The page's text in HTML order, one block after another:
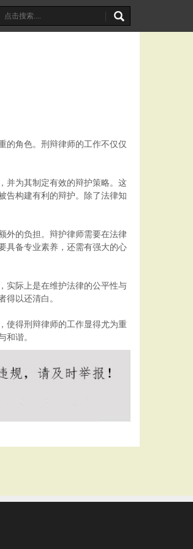
的角色。刑辩律师的工作不仅仅
并为其制定有效的辩护策略。这
告构建有利的辩护。除了法律知
外的负担。辩护律师需要在法律
具备专业素养，还需有强大的心
实际上是在维护法律的公平性与
以还清白。
使得刑辩律师的工作显得尤为重
和谐。